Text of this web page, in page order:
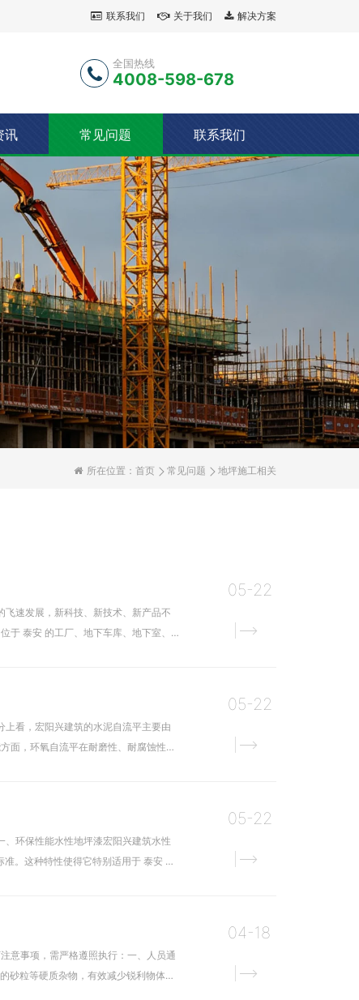
解决方案
关于我们
联系我们
全国热线
4008-598-678
讯 常见问题 联系我们
所在位置： 首页 常见问题 地坪施工相关
05-22
速发展，新科技、新技术、新产品不
泰安 的工厂、地下车库、地下室、
05-22
看，宏阳兴建筑的水泥自流平主要由
面，环氧自流平在耐磨性、耐腐蚀性以
05-22
环保性能水性地坪漆宏阳兴建筑水性
。这种特性使得它特别适用于 泰安 对
04-18
意事项，需严格遵照执行：一、人员通
砂粒等硬质杂物，有效减少锐利物体对